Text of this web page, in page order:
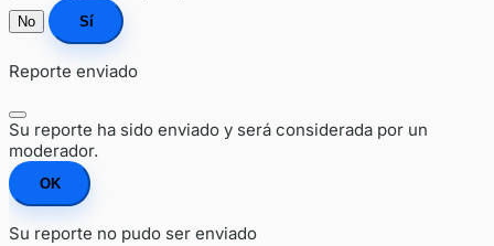
No Sí
Reporte enviado
Su reporte ha sido enviado y será considerada por un
moderador.
OK
Su reporte no pudo ser enviado